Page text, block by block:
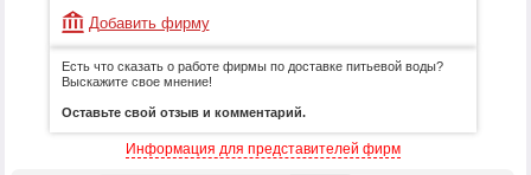
Добавить фирму
Есть что сказать о работе фирмы по доставке питьевой воды?
Выскажите свое мнение!
Оставьте свой отзыв и комментарий.
Информация для представителей фирм